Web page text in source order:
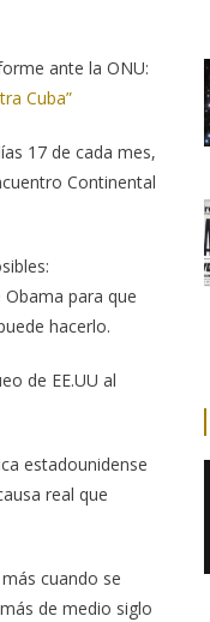
ante la ONU:
Cuba”
17 de cada mes,
Continental
para que
hacerlo.
de EE.UU al
estadounidense
real que
cuando se
de medio siglo